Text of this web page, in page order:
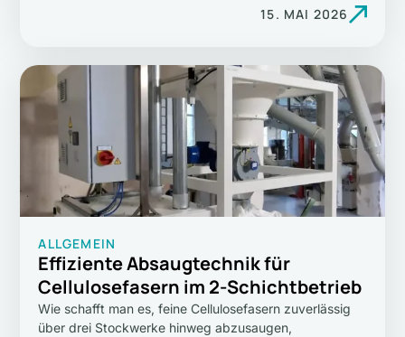
15. MAI 2026
ALLGEMEIN
Effiziente Absaugtechnik für
Cellulosefasern im 2-Schichtbetrieb
Wie schafft man es, feine Cellulosefasern zuverlässig
über drei Stockwerke hinweg abzusaugen,